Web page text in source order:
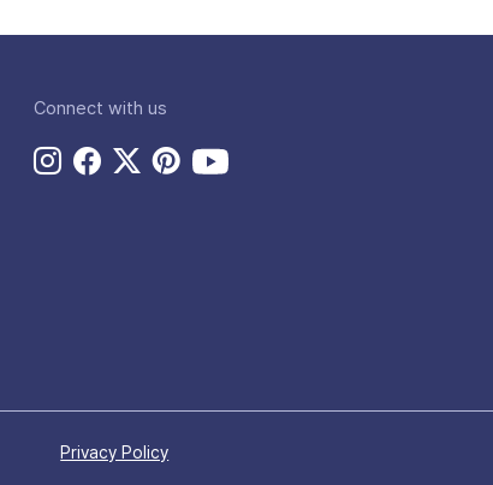
Connect with us
Privacy Policy